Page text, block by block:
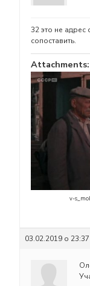
32 это не адрес
сопоставить.
Attachments:
v-
03.02.2019 о 23:37